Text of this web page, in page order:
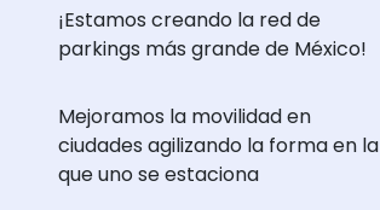
¡Estamos creando la red de
parkings más grande de México!
Mejoramos la movilidad en
ciudades agilizando la forma en la
que uno se estaciona